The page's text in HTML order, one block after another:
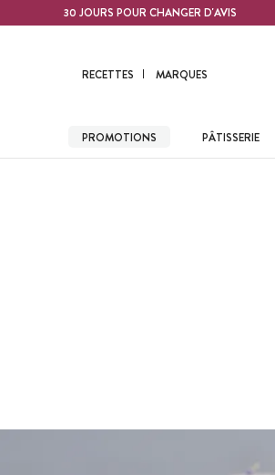
Contenu principal30 JOURS POUR CHANGER D'AVIS
RECETTES MARQUES
PROMOTIONS PÂTISSERIE